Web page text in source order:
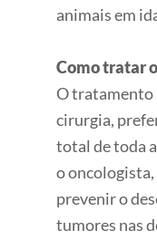
animais em
Como tratar
O tratamento
cirurgia,
total de toda
o
prevenir o
tumores nas